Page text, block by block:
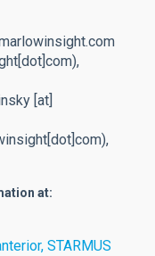
,
[at]
,
at:
STARMUS